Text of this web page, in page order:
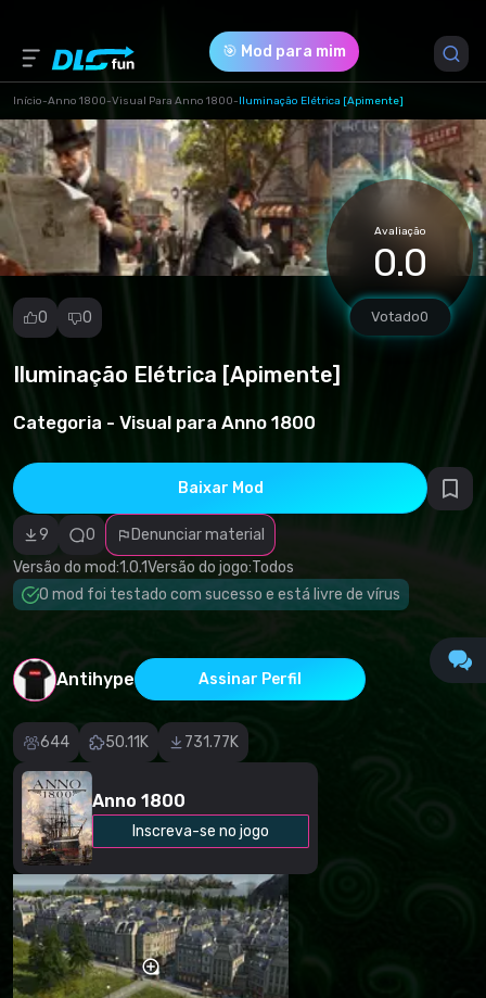
🎯 Mod para mim
Início-Anno 1800-Visual Para Anno 1800-Iluminação Elétrica [Apimente]
Avaliação
0.0
Votado0
0 0
Iluminação Elétrica [Apimente]
Categoria - Visual para Anno 1800
Baixar Mod
9 0
Denunciar material
Versão do mod:1.0.1Versão do jogo:Todos
O mod foi testado com sucesso e está livre de vírus
Antihype Assinar Perfil
644 50.11K 731.77K
Anno 1800
Inscreva-se no jogo
Denunciar
incorreta
Software
malicioso/vírus
Conteúdo não
funcional
Descrição
Versão do Jogo *
0 (81d1948560dbecf7ba94da441cd4dd38.zip)
Download (4.86 Kb)